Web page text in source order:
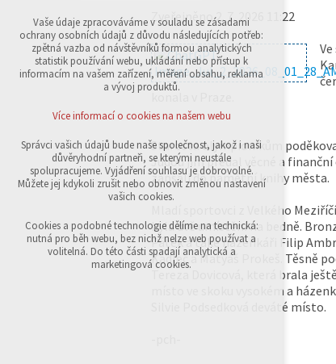
Zveřejněno 2. 7. 2026 11:22
Starosta olympionikům
Judou jim předal věcné a
zapsali do pamětní knihy města.
Mladí sportovci z Velkého
byla dvě umístění na bedně.
Pátek a také házenkáři Filip
Kadlec a Matyáš Prokeš. Těsně
Tereza Dovicová, která brala
místo ve skoku vysokém a
Silvie Podsedková deváté místo.
Technická cookies
nutná pro provozování webu
udržení kontextu stránek (session): případná
přihlášení, volby jazyka, apod.
analytická pro anonymizované vyhodnocení
návštěvnosti
marketingová cookies (Google,Sklik)
Více informací o cookies na našem webu
Přijmout všechny cookies
Odmítnout vše
Vaše údaje zpracováváme v souladu se zásadami
ochrany osobních údajů z důvodu následujících potřeb:
zpětná vazba od návštěvníků formou analytických
statistik používání webu, ukládání nebo přístup k
informacím na vašem zařízení, měření obsahu, reklama
a vývoj produktů.
Více informací o cookies na našem webu
Správci vašich údajů bude naše společnost, jakož i naši
důvěryhodní partneři, se kterými neustále
spolupracujeme. Vyjádření souhlasu je dobrovolné.
Můžete jej kdykoli zrušit nebo obnovit změnou nastavení
vašich cookies.
Cookies a podobné technologie dělíme na technická:
nutná pro běh webu, bez nichž nelze web používat a
volitelná. Do této části spadají analytická a
marketingová cookies.